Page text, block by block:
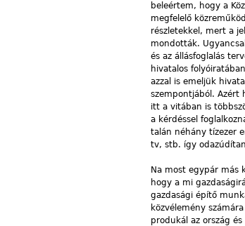
beleértem, hogy a
megfelelő
részletekkel, mert a
mondották.
és az állásfoglalás
hivatalos
azzal is emeljük
szempontjából. Azért
itt a vitában is
a kérdéssel
talán néhány tízezer
tv, stb. így
Na most egypár más
hogy a mi
gazdasági építő
közvélemény
produkál az ország